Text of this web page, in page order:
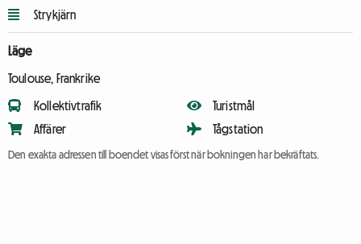
Strykjärn
Läge
Toulouse, Frankrike
Kollektivtrafik
Affärer
Turistmål
Tågstation
Den exakta adressen till boendet visas först när bokningen har bekräftats.